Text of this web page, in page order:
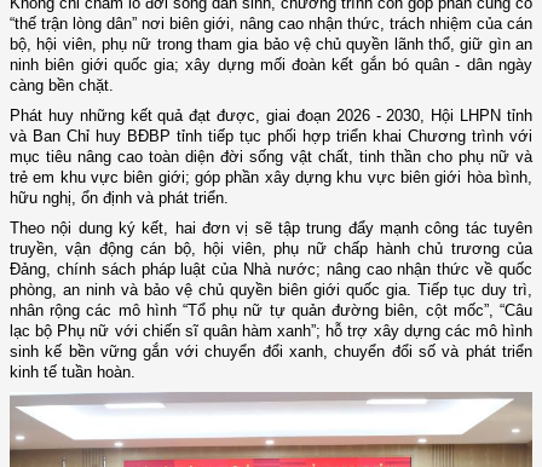
“thế trận lòng dân” nơi biên giới, nâng cao nhận thức, trách nhiệm của cán
bộ, hội viên, phụ nữ trong tham gia bảo vệ chủ quyền lãnh thổ, giữ gìn an
ninh biên giới quốc gia; xây dựng mối đoàn kết gắn bó quân - dân ngày
càng bền chặt.
Phát huy những kết quả đạt được, giai đoạn 2026 - 2030, Hội LHPN tỉnh
và Ban Chỉ huy BĐBP tỉnh tiếp tục phối hợp triển khai Chương trình với
mục tiêu nâng cao toàn diện đời sống vật chất, tinh thần cho phụ nữ và
trẻ em khu vực biên giới; góp phần xây dựng khu vực biên giới hòa bình,
hữu nghị, ổn định và phát triển.
Theo nội dung ký kết, hai đơn vị sẽ tập trung đẩy mạnh công tác tuyên
truyền, vận động cán bộ, hội viên, phụ nữ chấp hành chủ trương của
Đảng, chính sách pháp luật của Nhà nước; nâng cao nhận thức về quốc
phòng, an ninh và bảo vệ chủ quyền biên giới quốc gia. Tiếp tục duy trì,
nhân rộng các mô hình “Tổ phụ nữ tự quản đường biên, cột mốc”, “Câu
lạc bộ Phụ nữ với chiến sĩ quân hàm xanh”; hỗ trợ xây dựng các mô hình
sinh kế bền vững gắn với chuyển đổi xanh, chuyển đổi số và phát triển
kinh tế tuần hoàn.